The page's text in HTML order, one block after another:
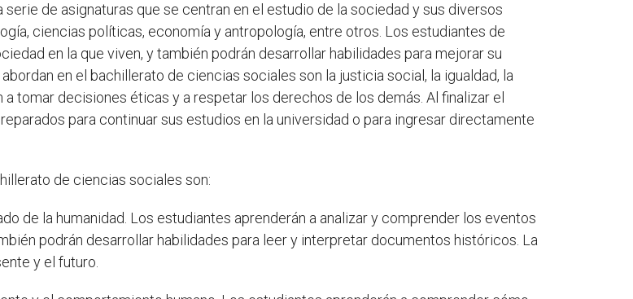
de asignaturas que se centran en el estudio de la sociedad y sus diversos
ciencias políticas, economía y antropología, entre otros. Los estudiantes de
en la que viven, y también podrán desarrollar habilidades para mejorar su
en el bachillerato de ciencias sociales son la justicia social, la igualdad, la
tomar decisiones éticas y a respetar los derechos de los demás. Al finalizar el
para continuar sus estudios en la universidad o para ingresar directamente
de ciencias sociales son:
de la humanidad. Los estudiantes aprenderán a analizar y comprender los eventos
podrán desarrollar habilidades para leer y interpretar documentos históricos. La
y el futuro.